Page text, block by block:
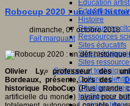
Education
Education
Histoire
Ressources
Ressources
Sites éducatifs
Sites
Sites
Sciences et techniques
Culture
Intelligence
Robocup 2020 : un défi
dimanche, 07 octobre 2018
Fait marquant
Olivier Ly, professeur des
Bordeaux, présente, lors des "
historique RoboCup (Plus grande
artificielle du monde) ayant pour